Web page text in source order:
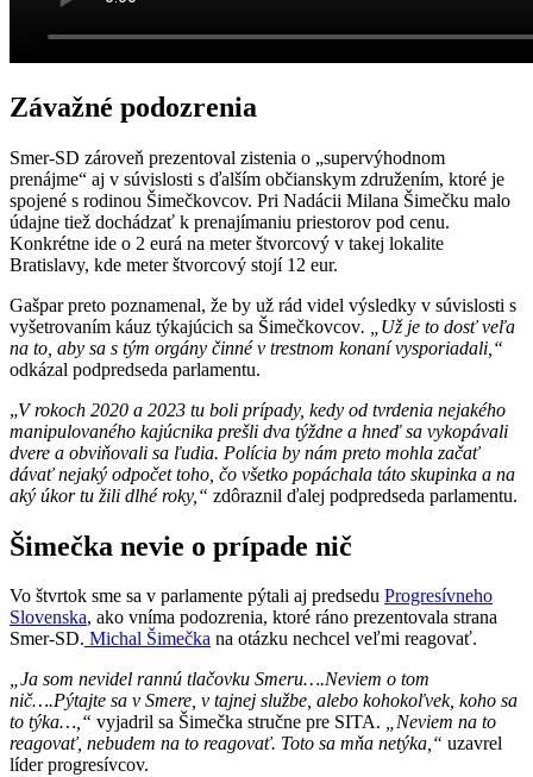
Závažné podozrenia
Smer-SD zároveň prezentoval zistenia o „supervýhodnom
prenájme“ aj v súvislosti s ďalším občianskym združením, ktoré je
spojené s rodinou Šimečkovcov. Pri Nadácii Milana Šimečku malo
údajne tiež dochádzať k prenajímaniu priestorov pod cenu.
Konkrétne ide o 2 eurá na meter štvorcový v takej lokalite
Bratislavy, kde meter štvorcový stojí 12 eur.
Gašpar preto poznamenal, že by už rád videl výsledky v súvislosti s
vyšetrovaním káuz týkajúcich sa Šimečkovcov. „Už je to dosť veľa
na to, aby sa s tým orgány činné v trestnom konaní vysporiadali,“
odkázal podpredseda parlamentu.
„V rokoch 2020 a 2023 tu boli prípady, kedy od tvrdenia nejakého
manipulovaného kajúcnika prešli dva týždne a hneď sa vykopávali
dvere a obviňovali sa ľudia. Polícia by nám preto mohla začať
dávať nejaký odpočet toho, čo všetko popáchala táto skupinka a na
aký úkor tu žili dlhé roky,“ zdôraznil ďalej podpredseda parlamentu.
Šimečka nevie o prípade nič
Vo štvrtok sme sa v parlamente pýtali aj predsedu Progresívneho
Slovenska, ako vníma podozrenia, ktoré ráno prezentovala strana
Smer-SD. Michal Šimečka na otázku nechcel veľmi reagovať.
„Ja som nevidel rannú tlačovku Smeru….Neviem o tom
nič….Pýtajte sa v Smere, v tajnej službe, alebo kohokoľvek, koho sa
to týka…,“ vyjadril sa Šimečka stručne pre SITA. „Neviem na to
reagovať, nebudem na to reagovať. Toto sa mňa netýka,“ uzavrel
líder progresívcov.